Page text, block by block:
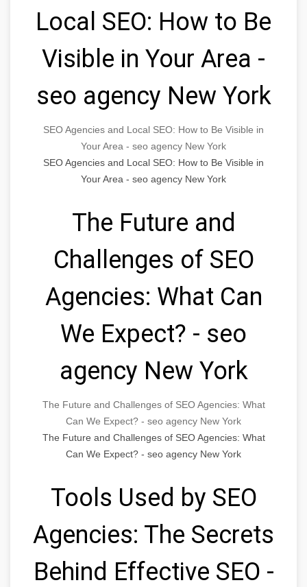
Local SEO: How to Be
Visible in Your Area -
seo agency New York
SEO Agencies and Local SEO: How to Be Visible in
Your Area - seo agency New York
SEO Agencies and Local SEO: How to Be Visible in
Your Area - seo agency New York
The Future and
Challenges of SEO
Agencies: What Can
We Expect? - seo
agency New York
The Future and Challenges of SEO Agencies: What
Can We Expect? - seo agency New York
The Future and Challenges of SEO Agencies: What
Can We Expect? - seo agency New York
Tools Used by SEO
Agencies: The Secrets
Behind Effective SEO -